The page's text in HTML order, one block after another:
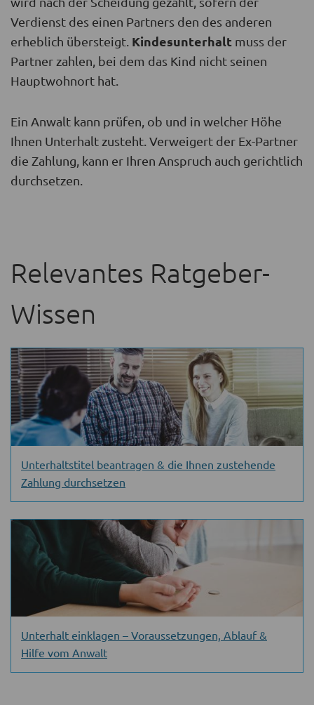
Verdienst des einen Partners den des anderen
erheblich übersteigt. Kindesunterhalt muss der
Partner zahlen, bei dem das Kind nicht seinen
Hauptwohnort hat.
Ein Anwalt kann prüfen, ob und in welcher Höhe
Ihnen Unterhalt zusteht. Verweigert der Ex-Partner
die Zahlung, kann er Ihren Anspruch auch gerichtlich
durchsetzen.
Relevantes Ratgeber-
Wissen
Unterhaltstitel beantragen & die Ihnen zustehende
Zahlung durchsetzen
Unterhalt einklagen – Voraussetzungen, Ablauf &
Hilfe vom Anwalt